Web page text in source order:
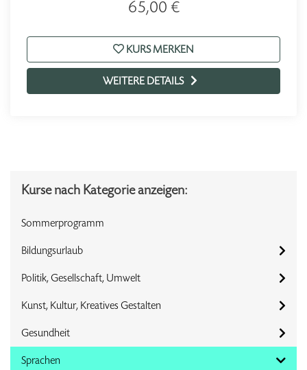
65,00 €
KURS MERKEN
WEITERE DETAILS
Kurse nach Kategorie anzeigen:
Sommerprogramm
Bildungsurlaub
Politik, Gesellschaft, Umwelt
Kunst, Kultur, Kreatives Gestalten
Gesundheit
Sprachen